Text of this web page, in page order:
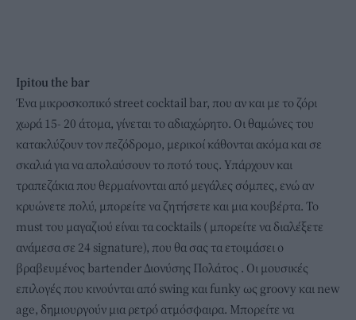
Ipitou the bar
Ένα μικροσκοπικό street cocktail bar, που αν και με το ζόρι
χωρά 15- 20 άτομα, γίνεται το αδιαχώρητο. Οι θαμώνες του
κατακλύζουν τον πεζόδρομο, μερικοί κάθονται ακόμα και σε
σκαλιά για να απολαύσουν το ποτό τους. Υπάρχουν και
τραπεζάκια που θερμαίνονται από μεγάλες σόμπες, ενώ αν
κρυώνετε πολύ, μπορείτε να ζητήσετε και μια κουβέρτα. Το
must του μαγαζιού είναι τα cocktails ( μπορείτε να διαλέξετε
ανάμεσα σε 24 signature), που θα σας τα ετοιμάσει ο
βραβευμένος bartender Διονύσης Πολάτος . Οι μουσικές
επιλογές που κινούνται από swing και funky ως groovy και new
age, δημιουργούν μια ρετρό ατμόσφαιρα. Μπορείτε να